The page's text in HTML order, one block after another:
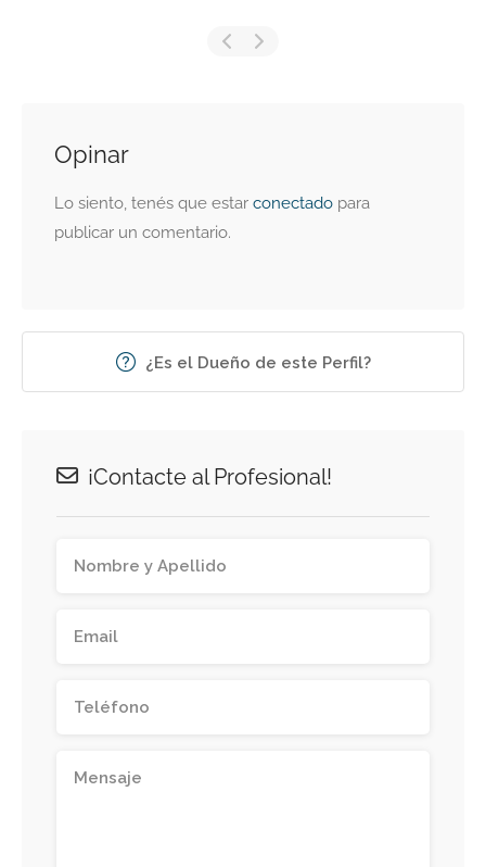
Opinar
Lo siento, tenés que estar conectado para
publicar un comentario.
¿Es el Dueño de este Perfil?
¡Contacte al Profesional!